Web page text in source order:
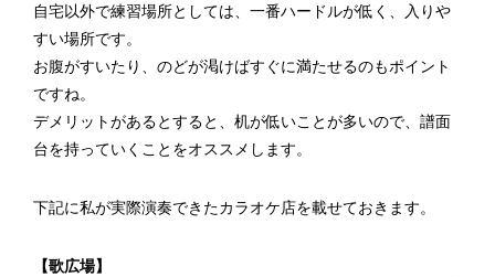
自宅以外で練習場所としては、一番ハードルが低く、入りや
すい場所です。
お腹がすいたり、のどが渇けばすぐに満たせるのもポイント
ですね。
デメリットがあるとすると、机が低いことが多いので、譜面
台を持っていくことをオススメします。
下記に私が実際演奏できたカラオケ店を載せておきます。
【歌広場】